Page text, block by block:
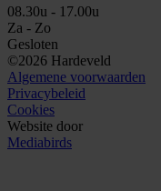
08.30u - 17.00u
Za - Zo
Gesloten
©2026 Hardeveld
Algemene voorwaarden
Privacybeleid
Cookies
Website door
Mediabirds